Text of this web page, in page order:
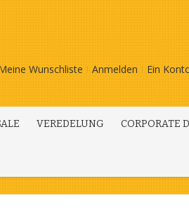
Wunschliste Anmelden Ein
VEREDELUNG CORPORATE